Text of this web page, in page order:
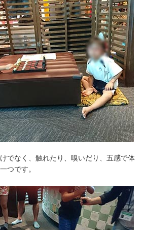
でなく、触れたり、嗅いだり、五感で体
つです。